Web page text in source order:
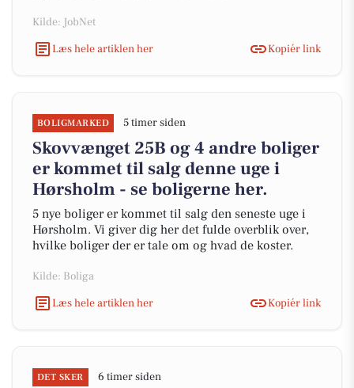
Kilde: JobNet
Læs hele artiklen her
Kopiér link
BOLIGMARKED 5 timer siden
Skovvænget 25B og 4 andre boliger
er kommet til salg denne uge i
Hørsholm - se boligerne her.
5 nye boliger er kommet til salg den seneste uge i
Hørsholm. Vi giver dig her det fulde overblik over,
hvilke boliger der er tale om og hvad de koster.
Kilde: Boliga
Læs hele artiklen her
Kopiér link
DET SKER 6 timer siden